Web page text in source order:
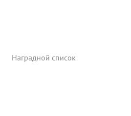
Наградной список